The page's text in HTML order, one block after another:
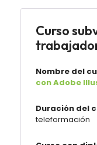
Curso
Nombre del
con Adobe
Duración del
teleformación